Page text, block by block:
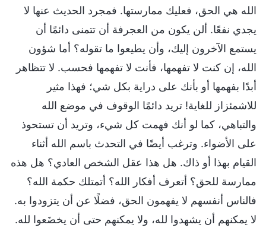
الله هي الحق، فعليك ممارستها. فمجرد الحديث عنها لا
يجدي نفعًا. ألن يكون من العجرفة أن تتمنى دائمًا أن
يستمع الآخرون إليك، وأن يطيعوا ما تقوله؟ أما شؤون
الله، إن كنت لا تفهمها، فأنت لا تفهمها فحسب. لا تتظاهر
أبدًا بفهمها أو بأنك على دراية بكل شي؛ فهذا مثير
للاشمئزاز للغاية! تريد دائمًا الوقوف في موضع الله
والتباهي، كما لو أنك فهمت كل شيء، وتريد أن تستحوذ
على الأضواء. وترغب أيضًا في التحدث باسم الله أثناء
القيام بهذا أو ذاك. هل هذا عقل الشخص العادي؟ هل هذه
ممارسة للحق؟ أتعرف أفكار الله؟ أتمتلك حكمة الله؟
فالناس أنفسهم لا يفهمون الحق، فضلًا عن أن يتزودوا به.
لا يمكنهم أن يشهدوا لله، ولا يمكنهم حتى أن يخضَعوا لله.